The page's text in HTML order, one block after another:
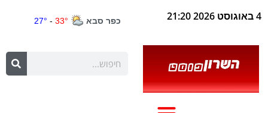
4 באוגוסט 2026 21:20